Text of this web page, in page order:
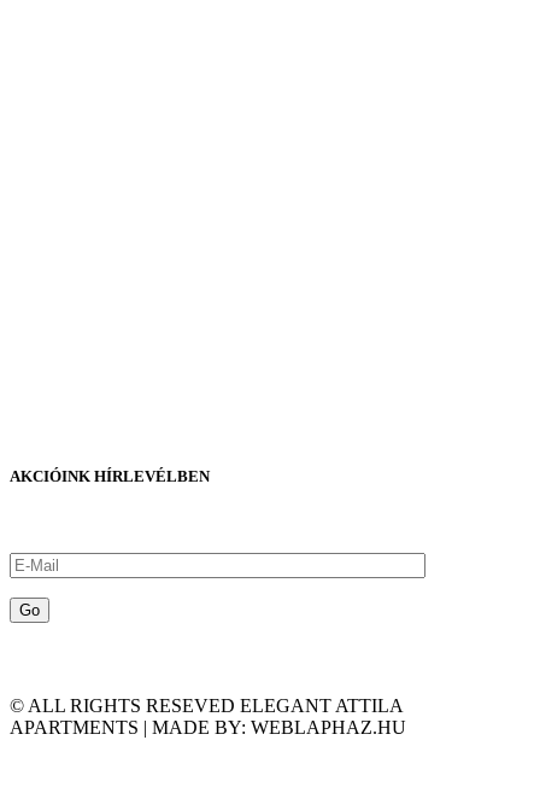
AKCIÓINK HÍRLEVÉLBEN
© ALL RIGHTS RESEVED ELEGANT ATTILA
APARTMENTS | MADE BY: WEBLAPHAZ.HU